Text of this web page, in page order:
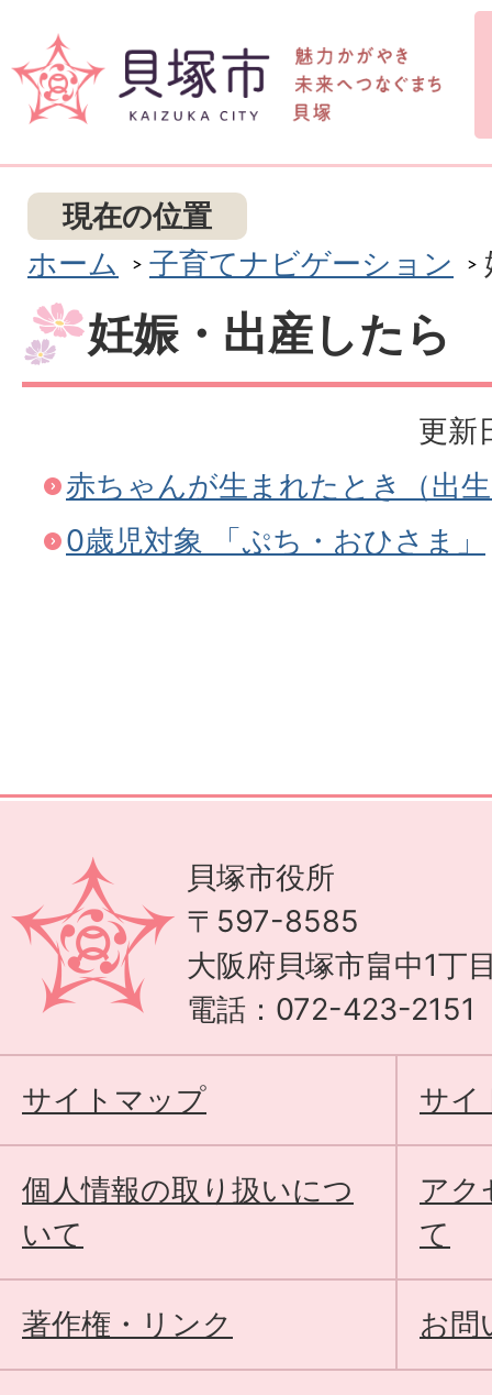
現在の位置
ホーム
子育てナビゲーション
妊娠・出産したら
更新
赤ちゃんが生まれたとき（出
0歳児対象 「ぷち・おひさま」
貝塚市役所
〒597-8585
大阪府貝塚市畠中1丁
電話：072-423-2151
サイトマップ サイ
個人情報の取り扱いにつ
いて
アク
て
著作権・リンク お問